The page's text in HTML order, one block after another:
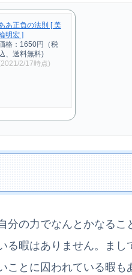
あ正負の法則 [ 美
明宏 ]
格：1650円（税
、送料無料)
2/17時点)
分の力でなんとかなる
る暇はありません。ま
ことに囚われている暇も